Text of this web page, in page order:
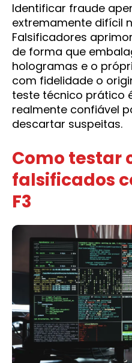
Identificar fraude
extremamente difícil
Falsificadores
de forma que
hologramas e o
com fidelidade o
teste técnico prático
realmente confiável
descartar suspeitas.
Como testar
falsificados
F3